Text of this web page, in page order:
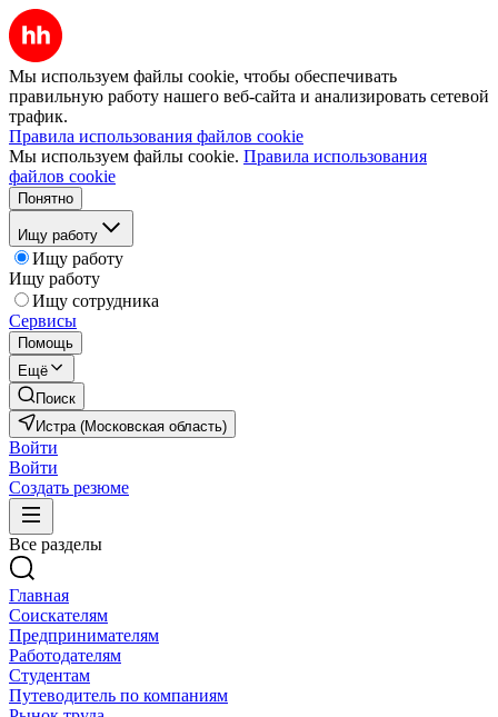
Мы используем файлы cookie, чтобы обеспечивать
правильную работу нашего веб-сайта и анализировать сетевой
трафик.
Правила использования файлов cookie
Мы используем файлы cookie. Правила использования
файлов cookie
Понятно
Ищу работу
Ищу работу
Ищу работу
Ищу сотрудника
Сервисы
Помощь
Ещё
Поиск
Истра (Московская область)
Войти
Войти
Создать резюме
Все разделы
Главная
Соискателям
Предпринимателям
Работодателям
Студентам
Путеводитель по компаниям